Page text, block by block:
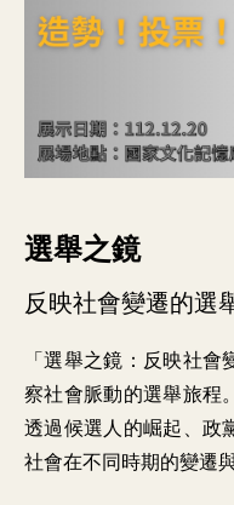
選舉之鏡
反映社會變遷的選
「選舉之鏡：反映社
察社會脈動的選舉旅程
透過候選人的崛起、政
社會在不同時期的變遷與